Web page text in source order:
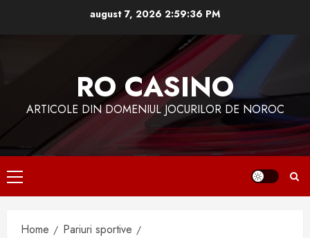
august 7, 20262:59:37 PM
RO CASINO
ARTICOLE DIN DOMENIUL JOCURILOR DE NOROC
Primary
Menu
Home
Pariuri sportive